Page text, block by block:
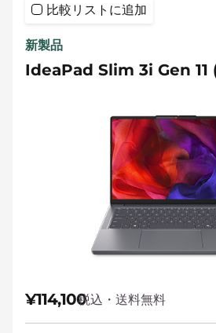
比較リストに追加
新製品
IdeaPad Slim 3i Gen 11
¥114,100税込・送料無料